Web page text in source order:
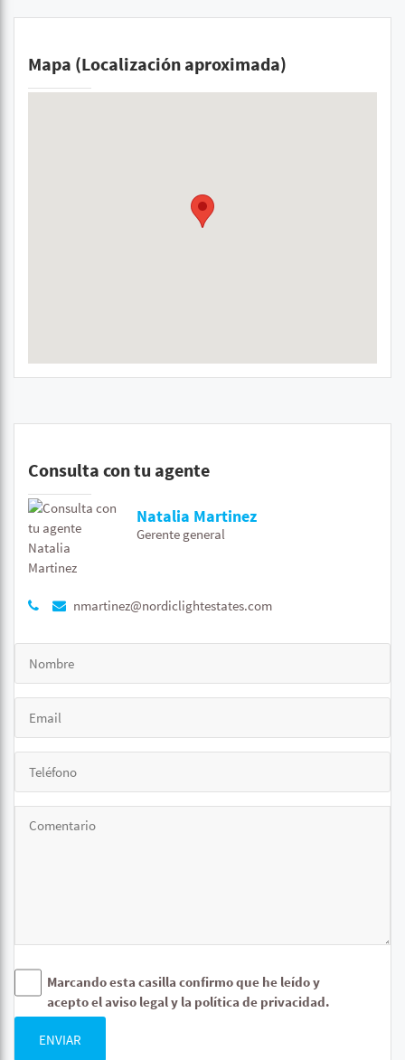
Mapa (Localización aproximada)
Consulta con tu agente
Natalia Martinez
Gerente general
nmartinez@nordiclightestates.com
Marcando esta casilla confirmo que he leído y
acepto el aviso legal y la política de privacidad.
ENVIAR